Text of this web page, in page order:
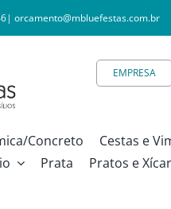
| orcamento@mbluefestas.com.br
EMPRESA
Concreto Cestas e
Prata Pratos e